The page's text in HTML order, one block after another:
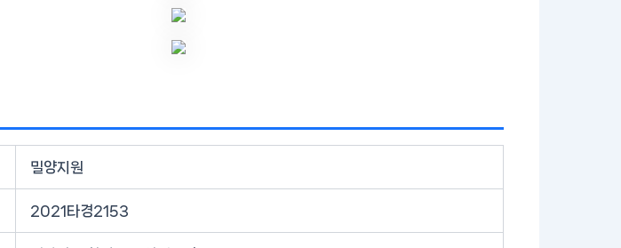
밀양지원
2021타경2153